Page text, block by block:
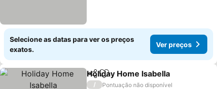
Selecione as datas para ver os preços
exatos.
Ver preços
PartilharAdicionar aos favoritos
Holiday Home Isabella
/
Pontuação não disponível